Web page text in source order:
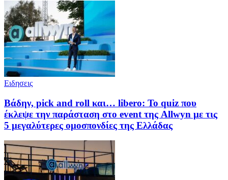
Ειδησεις
Βάδην, pick and roll και… libero: Το quiz που
έκλεψε την παράσταση στο event της Allwyn με τις
5 μεγαλύτερες ομοσπονδίες της Ελλάδας